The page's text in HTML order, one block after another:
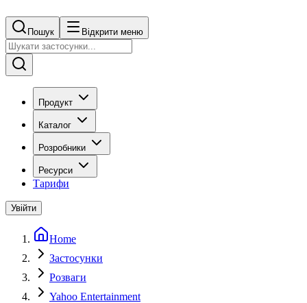
Пошук Відкрити меню
Продукт
Каталог
Розробники
Ресурси
Тарифи
Увійти
Home
Застосунки
Розваги
Yahoo Entertainment